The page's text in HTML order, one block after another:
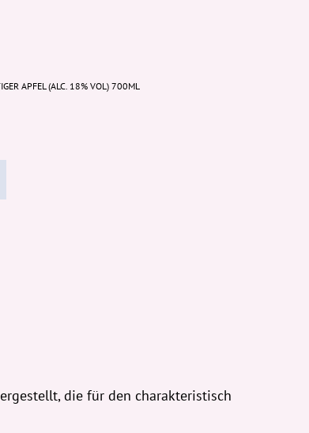
APFEL (ALC. 18% VOL) 700ML
die für den charakteristisch